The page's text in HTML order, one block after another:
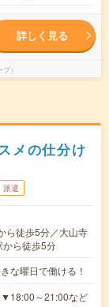
詳しく見る
）
メの仕分け
派遣
ら徒歩5分／大山寺
から徒歩5分
な曜日で働ける！
～21:00など